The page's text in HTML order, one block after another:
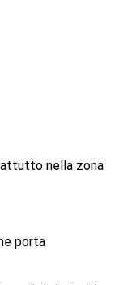
nella zona
porta